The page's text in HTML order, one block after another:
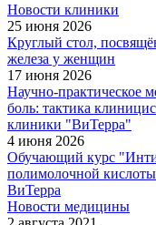
Новости клиники
25 июня 2026
Круглый стол,
железа у женщин
17 июня 2026
Научно-практическое
боль: тактика
клиники "ВиТерра"
4 июня 2026
Обучающий курс
полимолочной
ВиТерра
Новости медицины